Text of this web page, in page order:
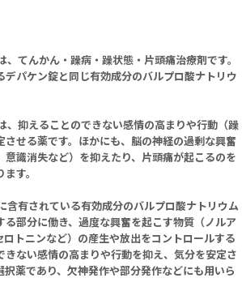
てんかん・躁病・躁状態・片頭痛治療剤です。
デパケン錠と同じ有効成分のバルプロ酸ナトリウ
抑えることのできない感情の高まりや行動（躁
せる薬です。ほかにも、脳の神経の過剰な興奮
意識消失など）を抑えたり、片頭痛が起こるのを
す。
有されている有効成分のバルプロ酸ナトリウム
る部分に働き、過度な興奮を起こす物質（ノルア
ロトニンなど）の産生や放出をコントロールする
きない感情の高まりや行動を抑え、気分を安定さ
薬であり、欠神発作や部分発作などにも用いら